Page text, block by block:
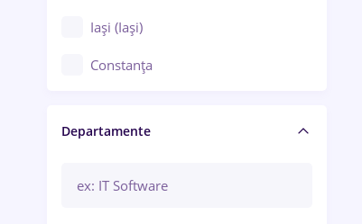
Iași (Iași)
Constanța
Brașov
Bacău
Departamente